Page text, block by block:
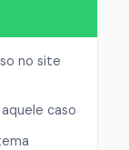
no site
caso